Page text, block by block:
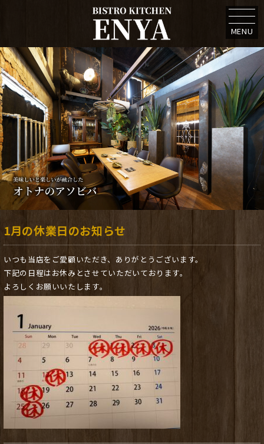
MENU
1月の休業日のお知らせ
いつも当店をご愛顧いただき、ありがとうございます。
下記の日程はお休みとさせていただいております。
よろしくお願いいたします。